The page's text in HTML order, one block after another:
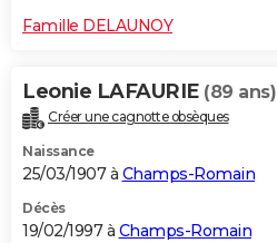
Famille DELAUNOY
Leonie LAFAURIE (89 ans)
Créer une cagnotte obsèques
Naissance
25/03/1907 à Champs-Romain
Décès
19/02/1997 à Champs-Romain